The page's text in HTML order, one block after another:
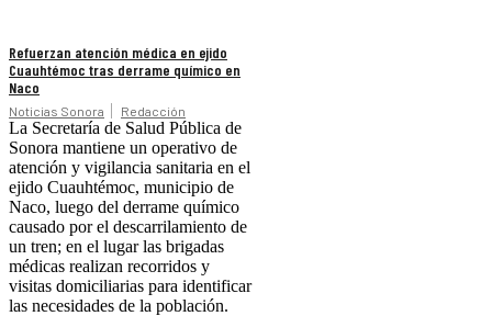
Refuerzan atención médica en ejido
Cuauhtémoc tras derrame químico en
Naco
Noticias Sonora Redacción
La Secretaría de Salud Pública de
Sonora mantiene un operativo de
atención y vigilancia sanitaria en el
ejido Cuauhtémoc, municipio de
Naco, luego del derrame químico
causado por el descarrilamiento de
un tren; en el lugar las brigadas
médicas realizan recorridos y
visitas domiciliarias para identificar
las necesidades de la población.